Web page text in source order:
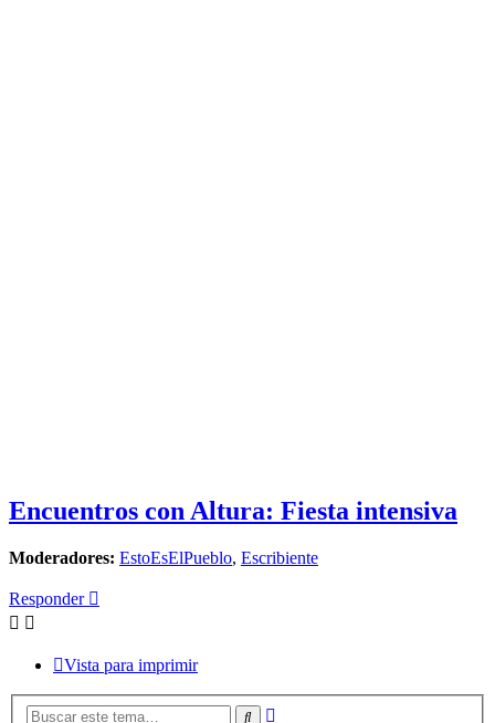
Encuentros con Altura: Fiesta intensiva
Moderadores: EstoEsElPueblo, Escribiente
Responder
Vista para imprimir
Buscar